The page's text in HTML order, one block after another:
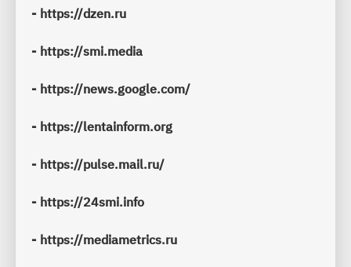
- https://dzen.ru
- https://smi.media
- https://news.google.com/
- https://lentainform.org
- https://pulse.mail.ru/
- https://24smi.info
- https://mediametrics.ru